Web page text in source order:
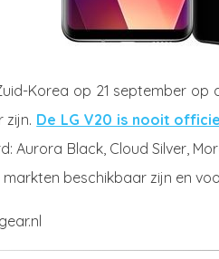
Korea op 21 september
zijn. De LG V20 is nooit
Aurora Black, Cloud Silver,
beschikbaar zijn en